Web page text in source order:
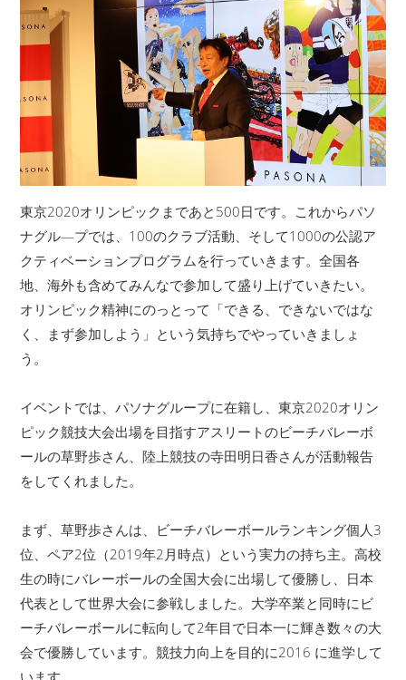
東京2020オリンピックまであと500日です。これからパソ
ナグル―プでは、100のクラブ活動、そして1000の公認ア
クティベーションプログラムを行っていきます。全国各
地、海外も含めてみんなで参加して盛り上げていきたい。
オリンピック精神にのっとって「できる、できないではな
く、まず参加しよう」という気持ちでやっていきましょ
う。
イベントでは、パソナグループに在籍し、東京2020オリン
ピック競技大会出場を目指すアスリートのビーチバレーボ
ールの草野歩さん、陸上競技の寺田明日香さんが活動報告
をしてくれました。
まず、草野歩さんは、ビーチバレーボールランキング個人3
位、ペア2位（2019年2月時点）という実力の持ち主。高校
生の時にバレーボールの全国大会に出場して優勝し、日本
代表として世界大会に参戦しました。大学卒業と同時にビ
ーチバレーボールに転向して2年目で日本一に輝き数々の大
会で優勝しています。競技力向上を目的に2016 に進学して